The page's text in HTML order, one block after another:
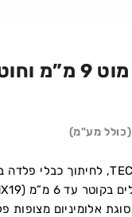
(כולל מע"מ)